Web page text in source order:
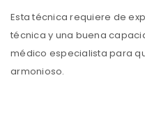
Esta técnica requiere de
técnica y una buena
médico especialista para
armonioso.